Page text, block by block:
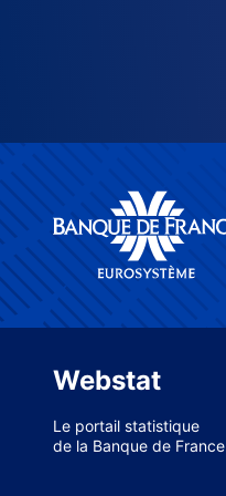
Webstat
Le portail statistique
de la Banque de France